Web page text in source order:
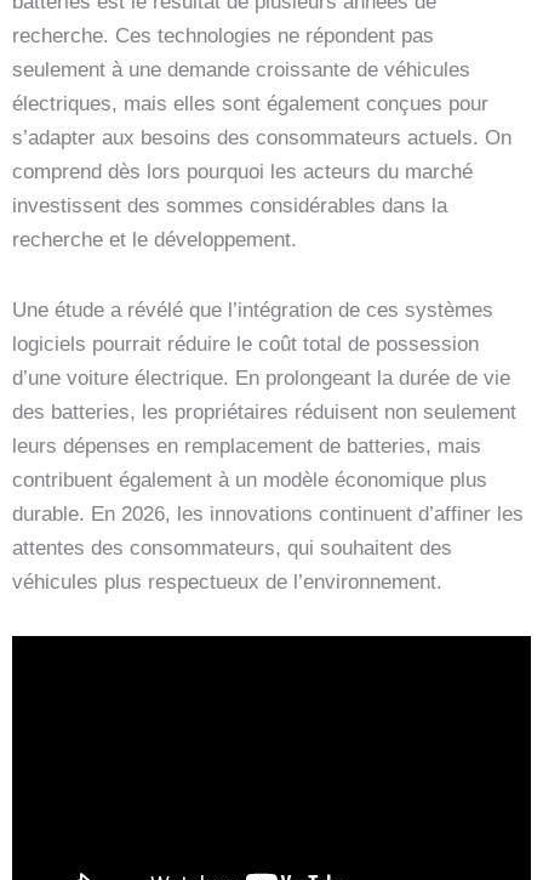
recherche. Ces technologies ne répondent pas
seulement à une demande croissante de véhicules
électriques, mais elles sont également conçues pour
s’adapter aux besoins des consommateurs actuels. On
comprend dès lors pourquoi les acteurs du marché
investissent des sommes considérables dans la
recherche et le développement.
Une étude a révélé que l’intégration de ces systèmes
logiciels pourrait réduire le coût total de possession
d’une voiture électrique. En prolongeant la durée de vie
des batteries, les propriétaires réduisent non seulement
leurs dépenses en remplacement de batteries, mais
contribuent également à un modèle économique plus
durable. En 2026, les innovations continuent d’affiner les
attentes des consommateurs, qui souhaitent des
véhicules plus respectueux de l’environnement.